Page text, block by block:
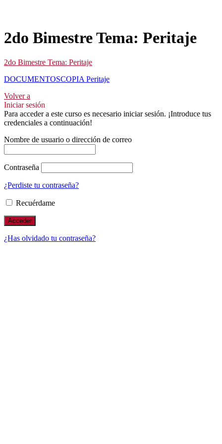
2do Bimestre Tema: Peritaje
2do Bimestre Tema: Peritaje
DOCUMENTOSCOPIA Peritaje
Volver a
Iniciar sesión
Para acceder a este curso es necesario iniciar sesión. ¡Introduce tus
credenciales a continuación!
Nombre de usuario o dirección de correo
Contraseña
¿Perdiste tu contraseña?
Recuérdame
¿Has olvidado tu contraseña?